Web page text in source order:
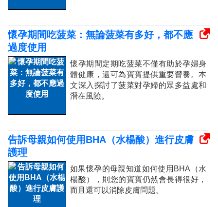
懷孕期間吃菠菜：無論菠菜有多好，都不應
過度使用
懷孕期間定期吃菠菜不僅有助於孕婦身
體健康，還可為寶寶提供重要營養。本
文深入探討了菠菜對孕婦的眾多益處和
潛在風險。
告訴母親如何使用BHA（水楊酸）進行皮膚
護理
如果懷孕的母親知道如何使用BHA（水
楊酸），則您的寶寶仍然會長得很好，
而且還可以消除皮膚問題。